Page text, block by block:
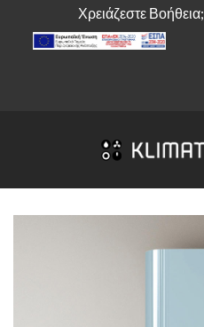
Χρειάζεστε Βοήθεια;